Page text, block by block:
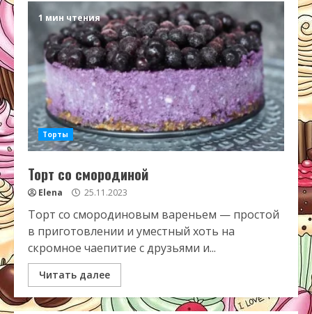
1 мин чтения
Торты
Торт со смородиной
Elena 25.11.2023
Торт со смородиновым вареньем — простой
в приготовлении и уместный хоть на
скромное чаепитие с друзьями и...
Читать далее